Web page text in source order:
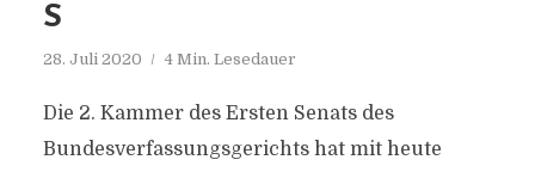
S
28. Juli 2020 4 Min. Lesedauer
Die 2. Kammer des Ersten Senats des
Bundesverfassungsgerichts hat mit heute